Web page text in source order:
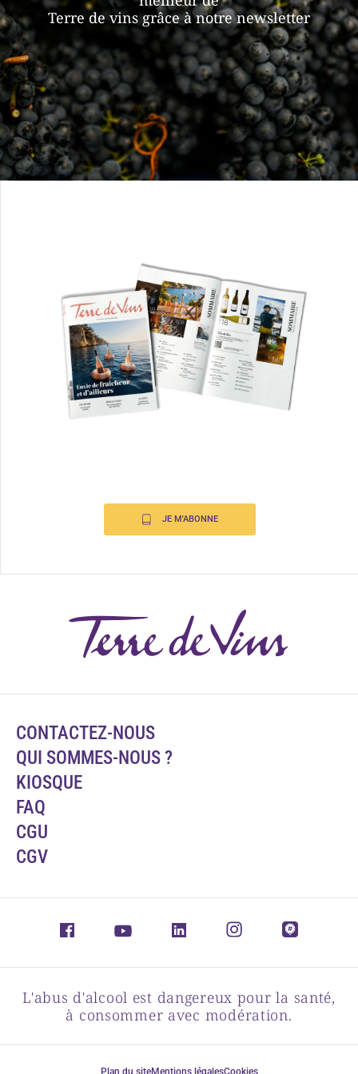
Terre de vins grâce à notre newsletter
JE M'ABONNE
CONTACTEZ-NOUS
QUI SOMMES-NOUS ?
KIOSQUE
FAQ
CGU
CGV
L'abus d'alcool est dangereux pour la santé,
à consommer avec modération.